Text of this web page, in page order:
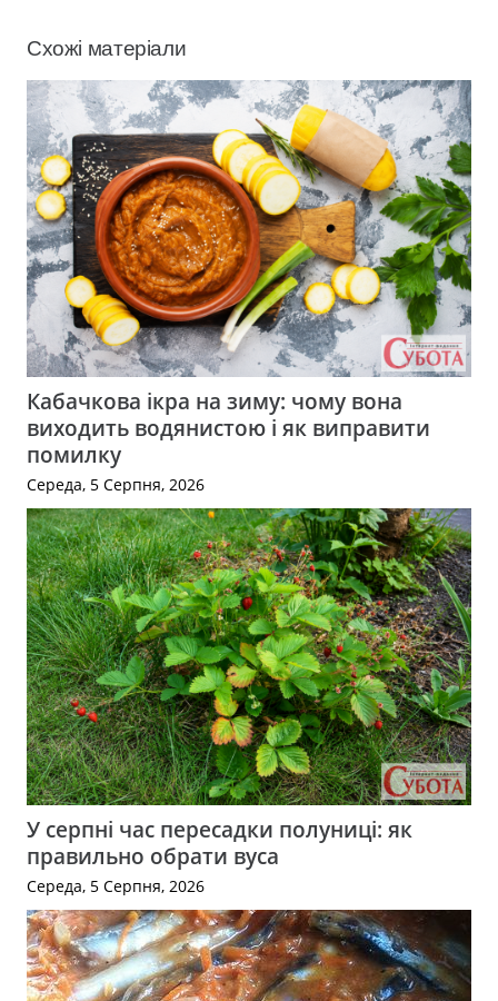
Схожі матеріали
Кабачкова ікра на зиму: чому вона
виходить водянистою і як виправити
помилку
Середа, 5 Серпня, 2026
У серпні час пересадки полуниці: як
правильно обрати вуса
Середа, 5 Серпня, 2026